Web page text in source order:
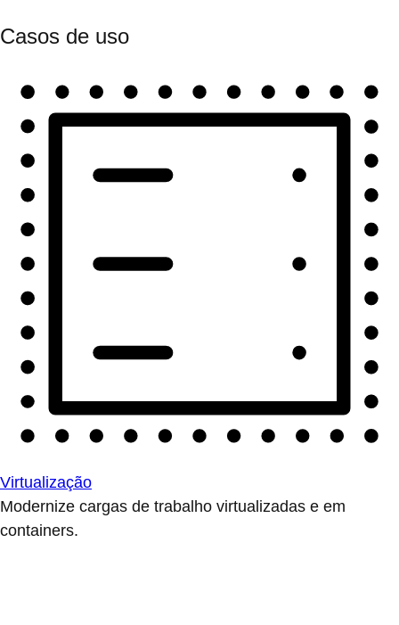
Casos de uso
Virtualização
Modernize cargas de trabalho virtualizadas e em
containers.